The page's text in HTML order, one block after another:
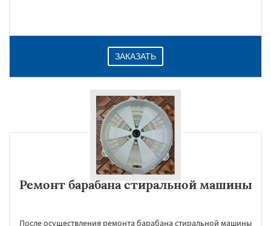
ЗАКАЗАТЬ
Ремонт барабана стиральной машины
После осуществления ремонта барабана стиральной машины